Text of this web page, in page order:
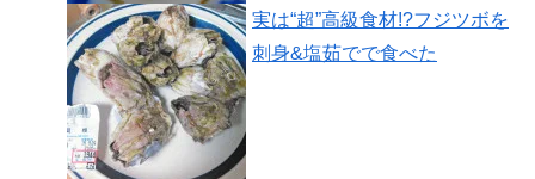
実は“超”高級食材!?フジツボを
刺身&塩茹でで食べた